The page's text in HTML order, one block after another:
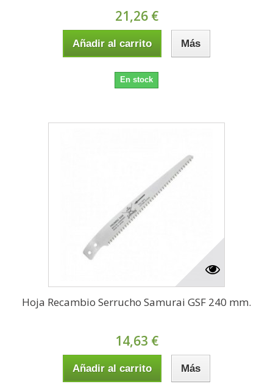
21,26 €
Añadir al carrito Más
En stock
Hoja Recambio Serrucho Samurai GSF 240 mm.
14,63 €
Añadir al carrito Más